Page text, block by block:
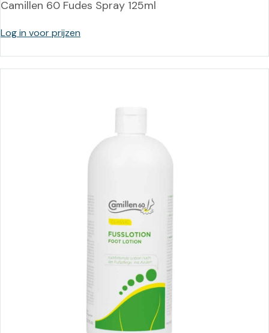
Camillen 60 Fudes Spray 125ml
Log in voor prijzen